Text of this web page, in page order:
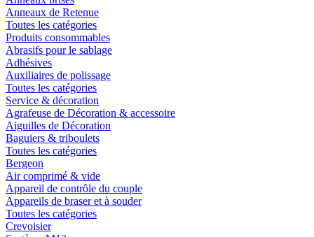
Anneaux de Retenue
Toutes les catégories
Produits consommables
Abrasifs pour le sablage
Adhésives
Auxiliaires de polissage
Toutes les catégories
Service & décoration
Agrafeuse de Décoration & accessoire
Aiguilles de Décoration
Baguiers & triboulets
Toutes les catégories
Bergeon
Air comprimé & vide
Appareil de contrôle du couple
Appareils de braser et à souder
Toutes les catégories
Crevoisier